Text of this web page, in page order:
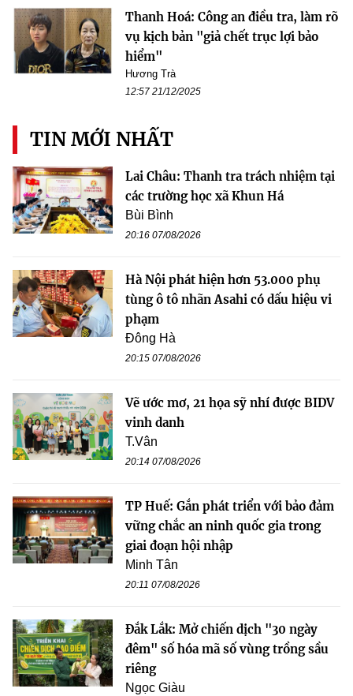
Thanh Hoá: Công an điều tra, làm rõ
vụ kịch bản "giả chết trục lợi bảo
hiểm"
Hương Trà
12:57 21/12/2025
TIN MỚI NHẤT
Lai Châu: Thanh tra trách nhiệm tại
các trường học xã Khun Há
Bùi Bình
20:16 07/08/2026
Hà Nội phát hiện hơn 53.000 phụ
tùng ô tô nhãn Asahi có dấu hiệu vi
phạm
Đông Hà
20:15 07/08/2026
Vẽ ước mơ, 21 họa sỹ nhí được BIDV
vinh danh
T.Vân
20:14 07/08/2026
TP Huế: Gắn phát triển với bảo đảm
vững chắc an ninh quốc gia trong
giai đoạn hội nhập
Minh Tân
20:11 07/08/2026
Đắk Lắk: Mở chiến dịch "30 ngày
đêm" số hóa mã số vùng trồng sầu
riêng
Ngọc Giàu